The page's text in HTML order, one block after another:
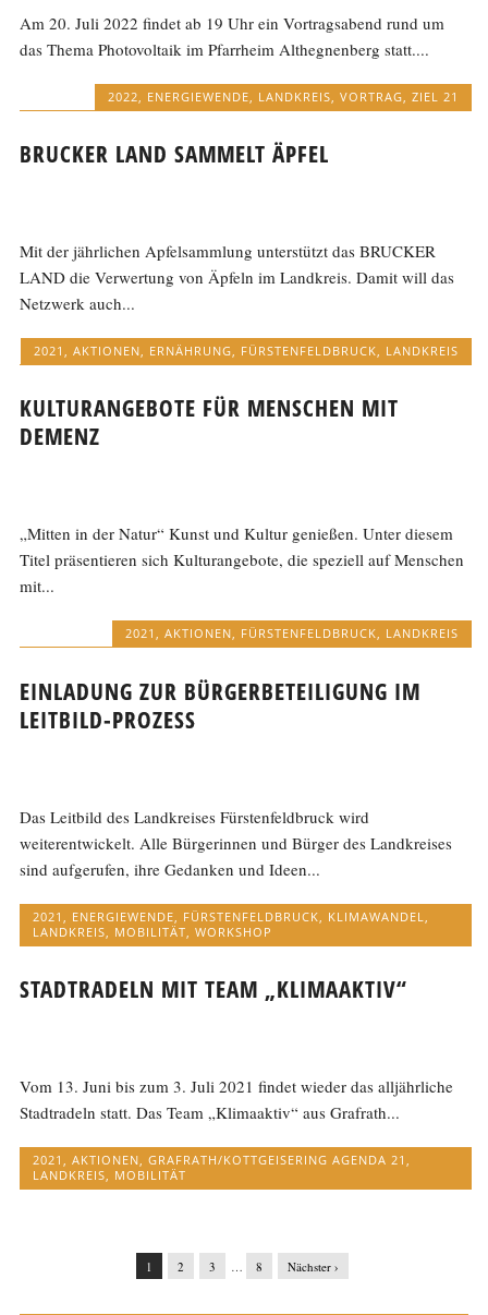
Am 20. Juli 2022 findet ab 19 Uhr ein Vortragsabend rund um
das Thema Photovoltaik im Pfarrheim Althegnenberg statt....
2022 ENERGIEWENDE LANDKREIS VORTRAG ZIEL 21
BRUCKER LAND SAMMELT ÄPFEL
Mit der jährlichen Apfelsammlung unterstützt das BRUCKER
LAND die Verwertung von Äpfeln im Landkreis. Damit will das
Netzwerk auch...
2021 , AKTIONEN, ERNÄHRUNG, FÜRSTENFELDBRUCK, LANDKREIS
KULTURANGEBOTE FÜR MENSCHEN MIT
DEMENZ
„Mitten in der Natur“ Kunst und Kultur genießen. Unter diesem
Titel präsentieren sich Kulturangebote, die speziell auf Menschen
mit...
2021 , AKTIONEN, FÜRSTENFELDBRUCK, LANDKREIS
EINLADUNG ZUR BÜRGERBETEILIGUNG IM
LEITBILD-PROZESS
Das Leitbild des Landkreises Fürstenfeldbruck wird
weiterentwickelt. Alle Bürgerinnen und Bürger des Landkreises
sind aufgerufen, ihre Gedanken und Ideen...
2021 ENERGIEWENDE FÜRSTENFELDBRUCK KLIMAWANDEL
LANDKREIS
MOBILITÄT ,WORKSHOP
STADTRADELN MIT TEAM „KLIMAAKTIV“
Vom 13. Juni bis zum 3. Juli 2021 findet wieder das alljährliche
Stadtradeln statt. Das Team „Klimaaktiv“ aus Grafrath...
2021,AKTIONEN,GRAFRATH/KOTTGEISERING AGENDA 21,
LANDKREIS, MOBILITÄT
1 2 3 … 8 Nächster ›